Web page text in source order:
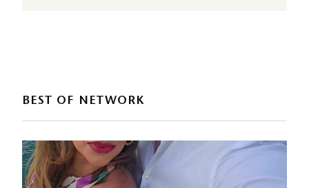
BEST OF NETWORK